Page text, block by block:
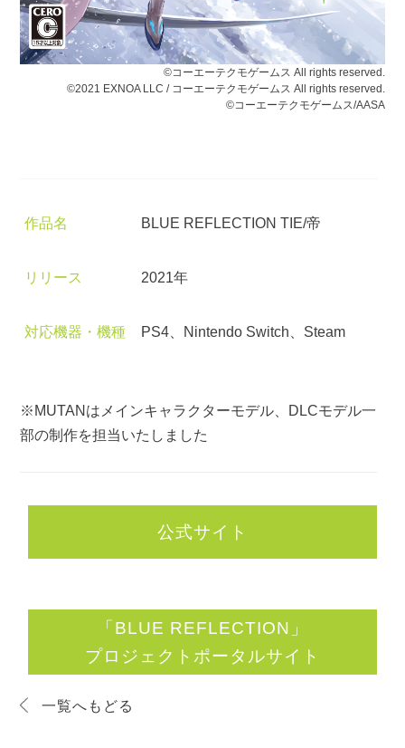
©コーエーテクモゲームス All rights reserved.
©2021 EXNOA LLC / コーエーテクモゲームス All rights reserved.
©コーエーテクモゲームス/AASA
作品名 BLUE REFLECTION TIE/帝
リリース 2021年
対応機器・機種 PS4、Nintendo Switch、Steam
※MUTANはメインキャラクターモデル、DLCモデル一
部の制作を担当いたしました
公式サイト
「BLUE REFLECTION」
プロジェクトポータルサイト
一覧へもどる